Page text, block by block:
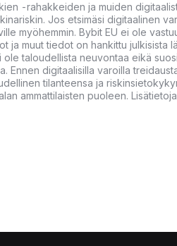
-rahakkeiden ja muiden
Jos etsimäsi digitaalinen
myöhemmin. Bybit EU ei ole
ja muut tiedot on hankittu julkisista
taloudellista neuvontaa eikä
Ennen digitaalisilla varoilla
tilanteensa ja
ammattilaisten puoleen.